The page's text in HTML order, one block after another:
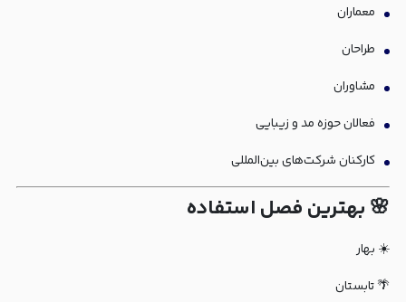
معماران
طراحان
مشاوران
فعالان حوزه مد و زیبایی
کارکنان شرکت‌های بین‌المللی
🌸 بهترین فصل استفاده
☀️ بهار
🌴 تابستان